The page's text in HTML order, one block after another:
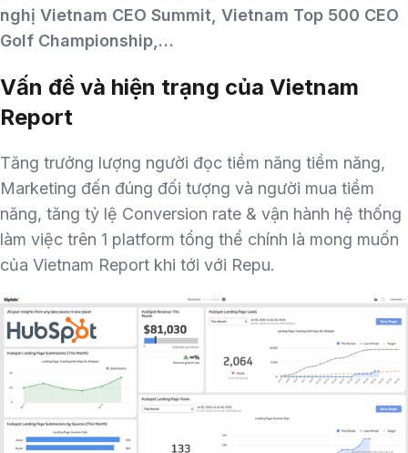
nghị Vietnam CEO Summit, Vietnam Top 500 CEO
Golf Championship,…
Vấn đề và hiện trạng của Vietnam
Report
Tăng trưởng lượng người đọc tiềm năng tiềm năng,
Marketing đến đúng đối tượng và người mua tiềm
năng, tăng tỷ lệ Conversion rate & vận hành hệ thống
làm việc trên 1 platform tổng thể chính là mong muốn
của Vietnam Report khi tới với Repu.